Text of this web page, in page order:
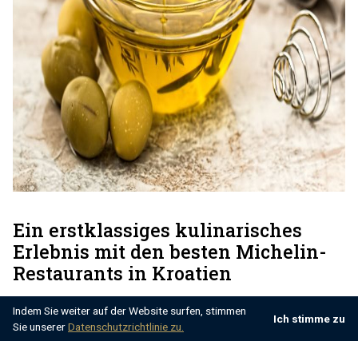
Ein erstklassiges kulinarisches
Erlebnis mit den besten Michelin-
Restaurants in Kroatien
Nachdem wir nun einen kleinen Überblick über die
Indem Sie weiter auf der Website surfen, stimmen
Sie unsererDatenschutzrichtlinie zu.
Ich stimme zu